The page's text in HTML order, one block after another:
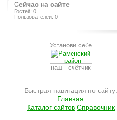
Сейчас на сайте
Гостей: 0
Пользователей: 0
Установи себе
наш счётчик
Быстрая навигация по сайту:
Главная
Каталог сайтов Справочник